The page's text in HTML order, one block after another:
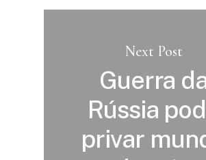
Next Post
Guerra
Rússia
privar